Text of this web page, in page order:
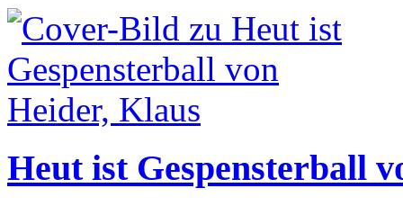
Heut ist Gespensterball